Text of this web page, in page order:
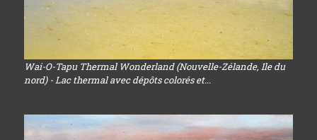
Wai-O-Tapu Thermal Wonderland (Nouvelle-Zélande, Ile du
nord) - Lac thermal avec dépôts colorés et...